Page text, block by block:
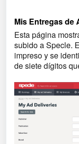
Mis Entregas de
Esta página
subido a Specle.
impreso y se
de siete dígitos